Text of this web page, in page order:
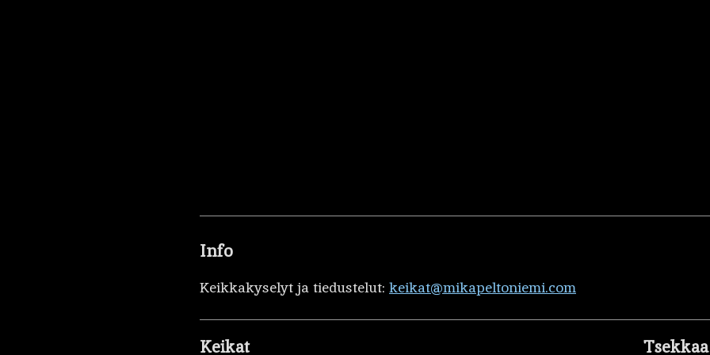
Info
Keikkakyselyt ja tiedustelut: keikat@mikapeltoniemi.com
Keikat